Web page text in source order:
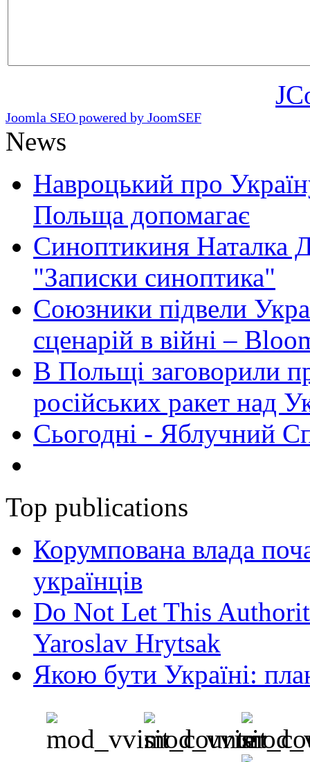
Joomla SEO powered by JoomSEF
News
Навроцький про
Польща допомагає
Синоптикиня Наталка
"Записки синоптика"
Союзники підвели
сценарій в війні –
В Польщі заговорили
російських ракет над
Сьогодні - Яблучний
Top publications
Корумпована влада
українців
Do Not Let This
Yaroslav Hrytsak
Якою бути Україні: